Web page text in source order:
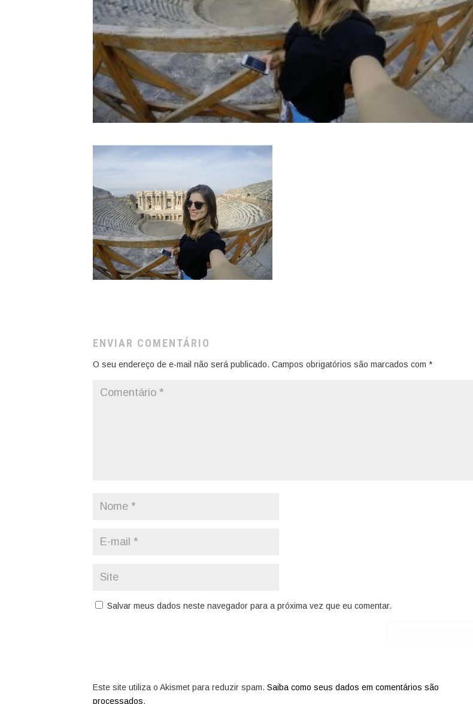
ENVIAR COMENTÁRIO
O seu endereço de e-mail não será publicado. Campos obrigatórios são marcados com *
Salvar meus dados neste navegador para a próxima vez que eu comentar.
Este site utiliza o Akismet para reduzir spam. Saiba como seus dados em comentários são
processados.